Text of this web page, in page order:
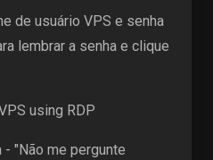
de usuário VPS e senha
lembrar a senha e clique
- "Não me pergunte